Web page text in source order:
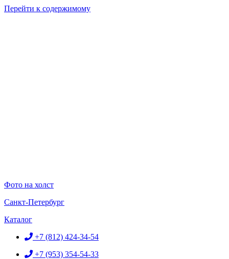
Перейти к содержимому
Фото на холст
Санкт-Петербург
Каталог
+7 (812) 424-34-54
+7 (953) 354-54-33